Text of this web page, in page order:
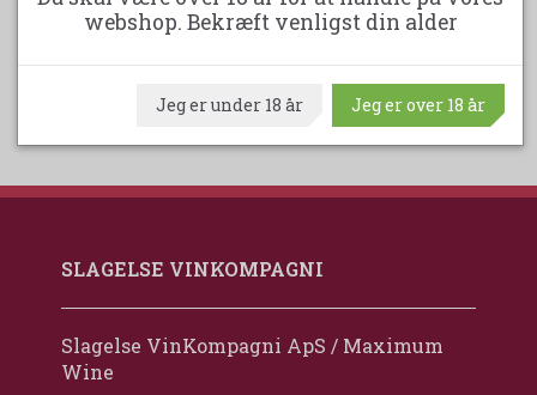
SLAGELSE VINKOMPAGNI
Slagelse VinKompagni ApS / Maximum
Wine
webshop. Bekræft venligst din alder
Jeg er under 18 år Jeg er over 18 år